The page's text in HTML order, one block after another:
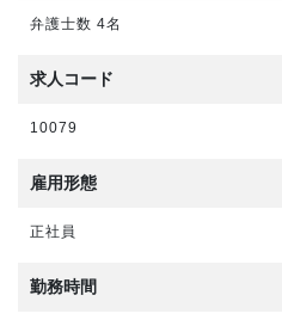
弁護士数 4名
求人コード
10079
雇用形態
正社員
勤務時間